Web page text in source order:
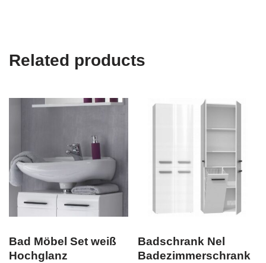
Related products
Bad Möbel Set weiß
Hochglanz
Badschrank Nel
Badezimmerschrank